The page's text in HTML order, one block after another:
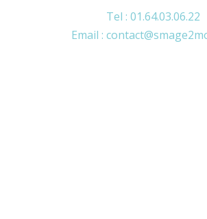
Tel : 01.64.03.06.22
Email :